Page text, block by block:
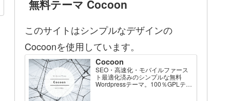
無料テーマ Cocoon
このサイトはシンプルなデザインの
Cocoonを使用しています。
Cocoon
SEO・高速化・モバイルファース
ト最適化済みのシンプルな無料
Wordpressテーマ。100％GPLテー